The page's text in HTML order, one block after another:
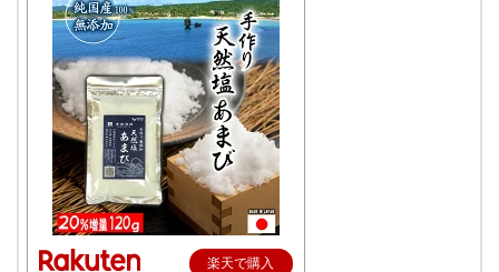
楽天で購入